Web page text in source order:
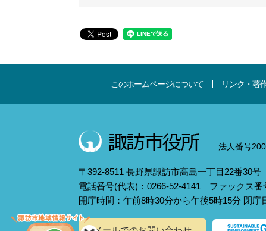
このホームページについて リンク・著
法人番号
〒392-8511 長野県諏訪市高島一丁目22番30号
電話番号(代表)：0266-52-4141 ファックス番
開庁時間：午前8時30分から午後5時15分 閉